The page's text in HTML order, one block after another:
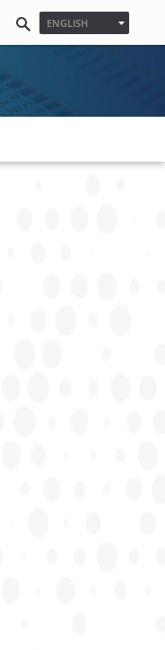
ENGLISH
ESPAÑOL
DEUTSCH